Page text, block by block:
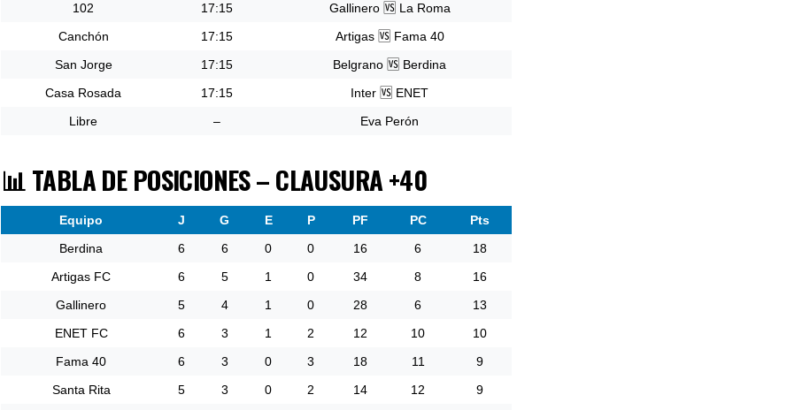
102
17:15
Gallinero 🆚 La Roma
Canchón
17:15
Artigas 🆚 Fama 40
San Jorge
17:15
Belgrano 🆚 Berdina
Casa Rosada
17:15
Inter 🆚 ENET
Libre
– Eva Perón
📊 TABLA DE POSICIONES – CLAUSURA +40
Equipo J G E P PF PC
Pts
Berdina
6 6 0 0 16 6
18
Artigas FC
6 5 1 0 34 8
16
Gallinero
5 4 1 0 28 6
13
ENET FC
6 3 1 2 12 10
10
Fama 40
6 3 0 3 18 11
9
Santa Rita
5 3 0 2 14 12
9